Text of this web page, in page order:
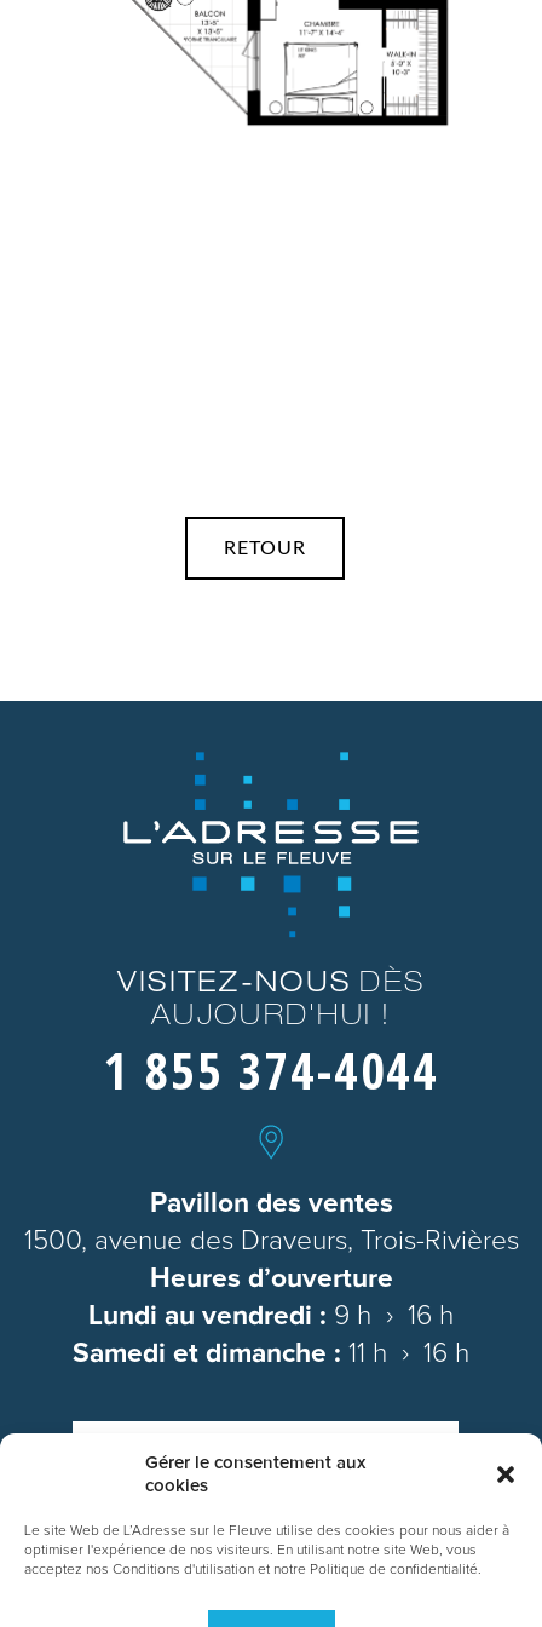
Gérer le consentement aux
cookies
Le site Web de L’Adresse sur le Fleuve utilise des cookies pour nous aider à
optimiser l'expérience de nos visiteurs. En utilisant notre site Web, vous
acceptez nos Conditions d'utilisation et notre Politique de confidentialité.
RETOUR
VISITEZ-NOUS DÈS
AUJOURD'HUI !
1 855 374-4044
Pavillon des ventes
1500, avenue des Draveurs, Trois-Rivières
Heures d’ouverture
Lundi au vendredi : 9 h › 16 h
Samedi et dimanche : 11 h › 16 h
NOUVELLES
© 2017, L’Adresse sur le fleuve. Tous droits réservés. Une